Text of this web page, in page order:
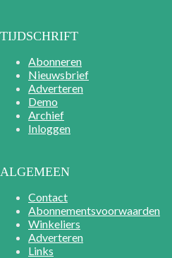
TIJDSCHRIFT
Abonneren
Nieuwsbrief
Adverteren
Demo
Archief
Inloggen
ALGEMEEN
Contact
Abonnementsvoorwaarden
Winkeliers
Adverteren
Links